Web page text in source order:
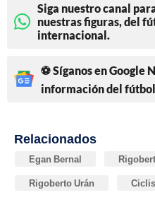
Siga nuestro canal
nuestras figuras, del
internacional.
⚽ Síganos en Google
información del
Relacionados
Egan Bernal
Rigoberto Urán